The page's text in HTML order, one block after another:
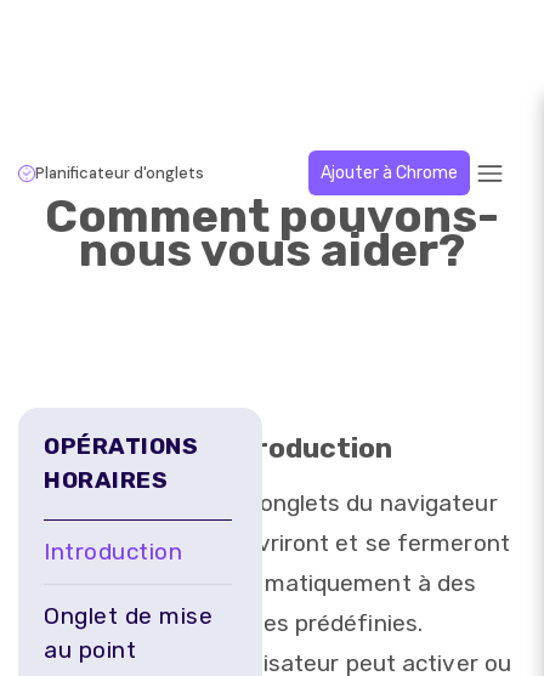
Planificateur d'onglets Ajouter à Chrome
Comment pouvons-
nous vous aider?
OPÉRATIONS
HORAIRES
Introduction
Onglet de mise
au point
Introduction
Les onglets du navigateur
s'ouvriront et se fermeront
automatiquement à des
heures prédéfinies.
L'utilisateur peut activer ou